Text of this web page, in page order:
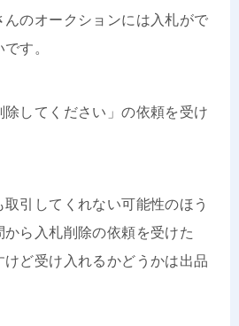
のオークションには入札がで
す。
してください」の依頼を受け
引してくれない可能性のほう
ら入札削除の依頼を受けた
けど受け入れるかどうかは出品